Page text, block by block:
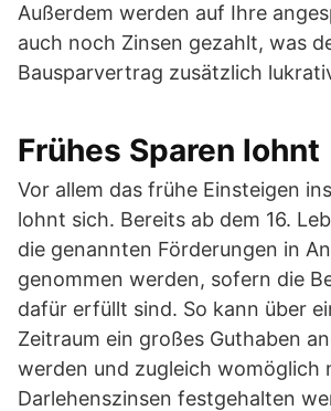
Außerdem werden auf Ihre
auch noch Zinsen gezahlt, was
Bausparvertrag zusätzlich
Frühes Sparen lohnt
Vor allem das frühe Einsteigen
lohnt sich. Bereits ab dem 16.
die genannten Förderungen in
genommen werden, sofern die
dafür erfüllt sind. So kann über
Zeitraum ein großes Guthaben
werden und zugleich womöglich
Darlehenszinsen festgehalten